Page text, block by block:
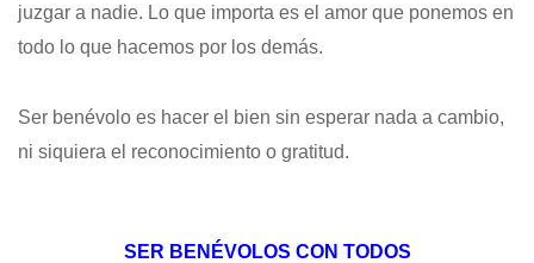
juzgar a nadie. Lo que importa es el amor que ponemos en
todo lo que hacemos por los demás.
Ser benévolo es hacer el bien sin esperar nada a cambio,
ni siquiera el reconocimiento o gratitud.
SER BENÉVOLOS CON TODOS